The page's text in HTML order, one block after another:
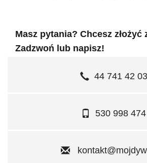
Masz pytania? Chcesz złożyć
Zadzwoń lub napisz!
44 741 42 03
530 998 474